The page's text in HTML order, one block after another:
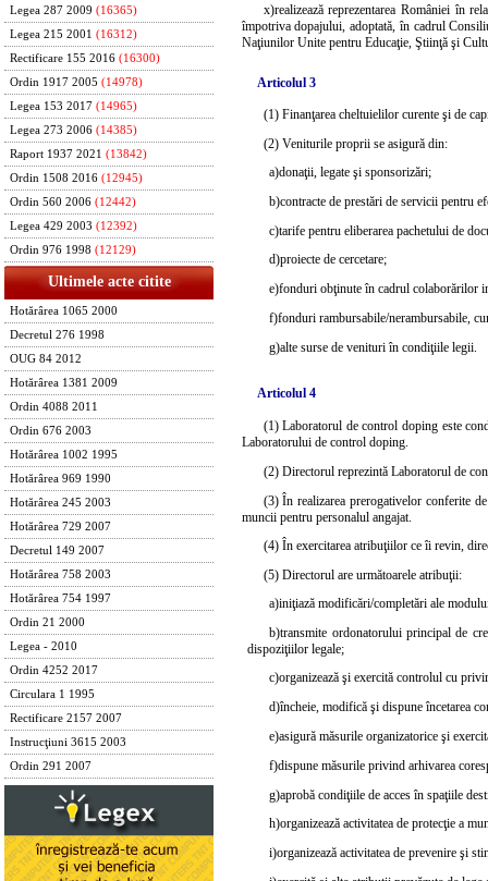
Legea 287 2009 (16365)
Legea 215 2001 (16312)
Rectificare 155 2016 (16300)
Ordin 1917 2005 (14978)
Legea 153 2017 (14965)
Legea 273 2006 (14385)
Raport 1937 2021 (13842)
Ordin 1508 2016 (12945)
Ordin 560 2006 (12442)
Legea 429 2003 (12392)
Ordin 976 1998 (12129)
Ultimele acte citite
Hotărârea 1065 2000
Decretul 276 1998
OUG 84 2012
Hotărârea 1381 2009
Ordin 4088 2011
Ordin 676 2003
Hotărârea 1002 1995
Hotărârea 969 1990
Hotărârea 245 2003
Hotărârea 729 2007
Decretul 149 2007
Hotărârea 758 2003
Hotărârea 754 1997
Ordin 21 2000
Legea - 2010
Ordin 4252 2017
Circulara 1 1995
Rectificare 2157 2007
Instrucţiuni 3615 2003
Ordin 291 2007
x)realizează reprezentarea României în
împotriva dopajului, adoptată, în cadrul
Naţiunilor Unite pentru Educaţie, Ştiinţă şi
Articolul 3
(1) Finanţarea cheltuielilor curente şi de
(2) Veniturile proprii se asigură din:
a)donaţii, legate şi sponsorizări;
b)contracte de prestări de servicii pentru
c)tarife pentru eliberarea pachetului de
d)proiecte de cercetare;
e)fonduri obţinute în cadrul colaborărilor
f)fonduri rambursabile/nerambursabile,
g)alte surse de venituri în condiţiile legii.
Articolul 4
(1) Laboratorul de control doping este
Laboratorului de control doping.
(2) Directorul reprezintă Laboratorul de
(3) În realizarea prerogativelor conferite
muncii pentru personalul angajat.
(4) În exercitarea atribuţiilor ce îi revin,
(5) Directorul are următoarele atribuţii:
a)iniţiază modificări/completări ale
b)transmite ordonatorului principal de
dispoziţiilor legale;
c)organizează şi exercită controlul cu
d)încheie, modifică şi dispune încetarea
e)asigură măsurile organizatorice şi
f)dispune măsurile privind arhivarea
g)aprobă condiţiile de acces în spaţiile
h)organizează activitatea de protecţie a
i)organizează activitatea de prevenire şi